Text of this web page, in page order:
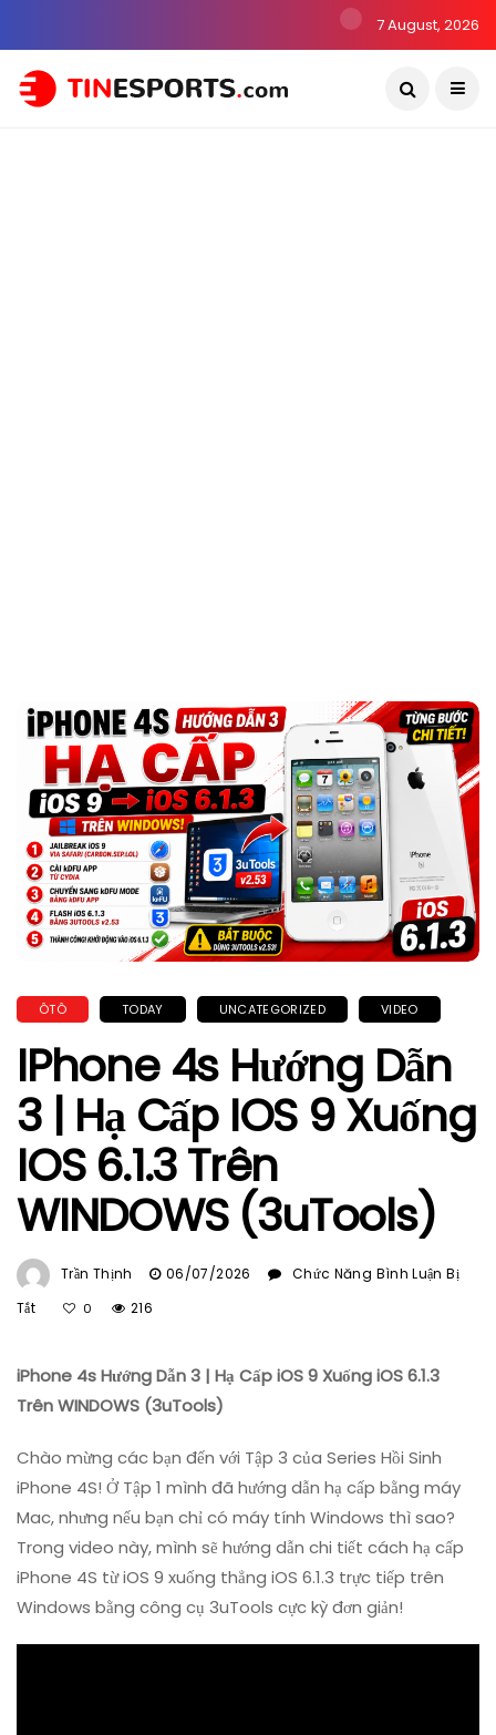
7 August, 2026
ÔTÔ TODAY UNCATEGORIZED VIDEO
IPhone 4s Hướng Dẫn
3 | Hạ Cấp IOS 9 Xuống
IOS 6.1.3 Trên
WINDOWS (3uTools)
Trần Thịnh 06/07/2026
Chức Năng Bình Luận Bị
Tắt
Hướng
Dẫn
|
Cấp
IOS
9
Xuống
Trên
0 216
iPhone 4s Hướng Dẫn 3 | Hạ Cấp iOS 9 Xuống iOS 6.1.3
Trên WINDOWS (3uTools)
Chào mừng các bạn đến với Tập 3 của Series Hồi Sinh
iPhone 4S! Ở Tập 1 mình đã hướng dẫn hạ cấp bằng máy
Mac, nhưng nếu bạn chỉ có máy tính Windows thì sao?
Trong video này, mình sẽ hướng dẫn chi tiết cách hạ cấp
iPhone 4S từ iOS 9 xuống thẳng iOS 6.1.3 trực tiếp trên
Windows bằng công cụ 3uTools cực kỳ đơn giản!